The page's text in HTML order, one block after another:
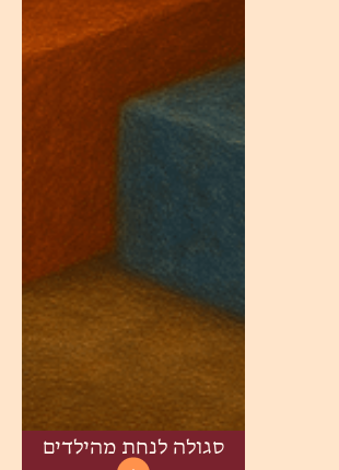
סגולה לנחת מהילדים